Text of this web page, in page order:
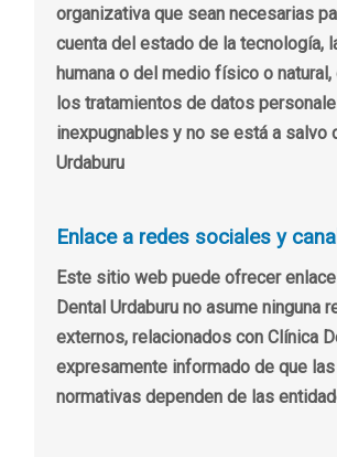
organizativa que sean necesarias
cuenta del estado de la tecnología,
humana o del medio físico o
los tratamientos de datos
inexpugnables y no se está a
Urdaburu
Enlace a redes sociales y
Este sitio web puede ofrecer
Dental Urdaburu no asume
externos, relacionados con Clínica
expresamente informado de que
normativas dependen de las